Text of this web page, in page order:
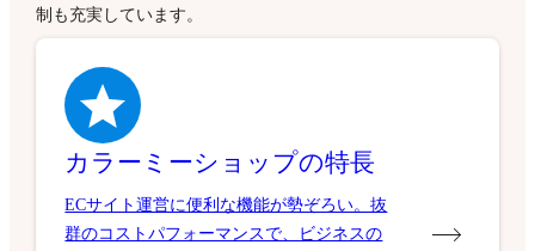
制も充実しています。
カラーミーショップの特長
ECサイト運営に便利な機能が勢ぞろい。抜
群のコストパフォーマンスで、ビジネスの